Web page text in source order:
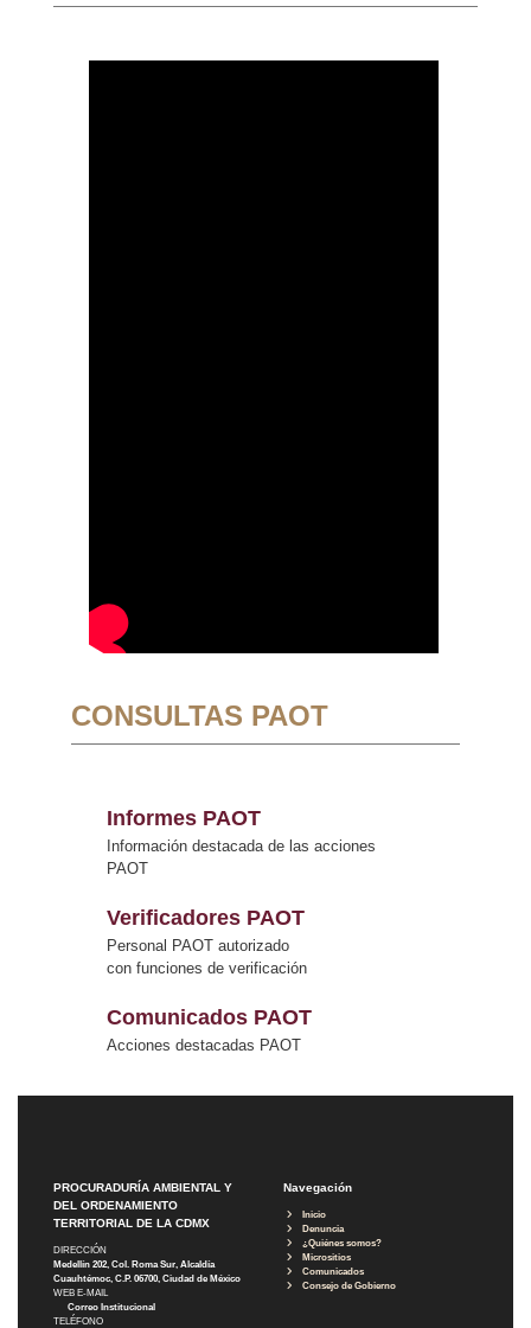
CONSULTAS PAOT
Informes PAOT
Información destacada de las acciones
PAOT
Verificadores PAOT
Personal PAOT autorizado
con funciones de verificación
Comunicados PAOT
Acciones destacadas PAOT
PROCURADURÍA AMBIENTAL Y
DEL ORDENAMIENTO
TERRITORIAL DE LA CDMX
DIRECCIÓN
Medellín 202, Col. Roma Sur, Alcaldía
Cuauhtémoc, C.P. 06700, Ciudad de México
WEB E-MAIL
Correo Institucional
TELÉFONO
Navegación
Inicio
Denuncia
¿Quiénes somos?
Micrositios
Comunicados
Consejo de Gobierno